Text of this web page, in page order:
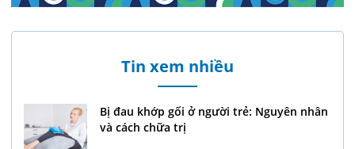
Tin xem nhiều
Bị đau khớp gối ở người trẻ: Nguyên nhân
và cách chữa trị